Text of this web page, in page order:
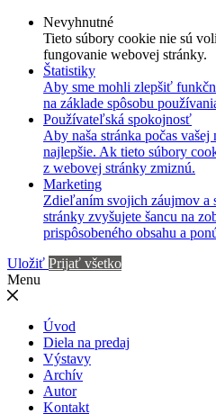
Nevyhnutné
Tieto súbory cookie nie sú
fungovanie webovej stránky.
Štatistiky
Aby sme mohli zlepšiť
na základe spôsobu
Používateľská spokojnosť
Aby naša stránka počas
najlepšie. Ak tieto súbory
z webovej stránky zmiznú.
Marketing
Zdieľaním svojich záujmov a
stránky zvyšujete šancu na
prispôsobeného obsahu a
Uložiť Prijať všetko
Menu
Úvod
Diela na predaj
Výstavy
Archív
Autor
Kontakt